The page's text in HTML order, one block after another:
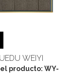
WEIYI
producto: WY-